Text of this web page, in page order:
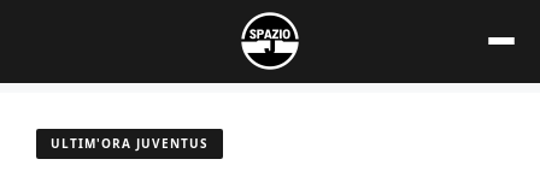
contenuto
ULTIM'ORA JUVENTUS